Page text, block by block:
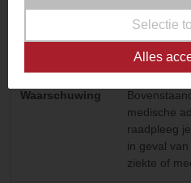
Natuurlijke
Ja
Waarschuwing
medische
raadpleeg
in geval
ziekte of
Selectie
Alles